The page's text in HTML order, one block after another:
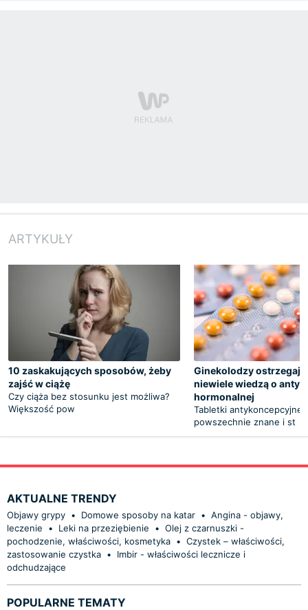
ARTYKUŁY
10 zaskakujących sposobów, żeby
zajść w ciążę
Czy ciąża bez stosunku jest możliwa?
Większość pow
Ginekolodzy
niewiele wiedzą o
hormonalnej
Tabletki antykoncepcyjne
powszechnie znane i st
AKTUALNE TRENDY
Objawy grypy • Domowe sposoby na katar • Angina - objawy,
leczenie
• Leki na przeziębienie • Olej z czarnuszki -
pochodzenie, właściwości, kosmetyka • Czystek – właściwości,
zastosowanie czystka •
Imbir - właściwości lecznicze i
odchudzające
POPULARNE TEMATY